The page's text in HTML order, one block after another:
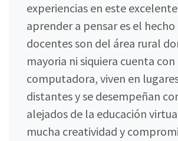
experiencias en este
aprender a pensar es el hecho
docentes son del área rural
mayoria ni siquiera cuenta con
computadora, viven en
distantes y se desempeñan
alejados de la educación
mucha creatividad y